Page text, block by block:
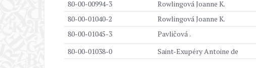
80-00-00994-3
Rowlingová Joanne K.
80-00-01040-2
Rowlingová Joanne K.
80-00-01045-3
Pavličová .
80-00-01038-0
Saint-Exupéry Antoine de